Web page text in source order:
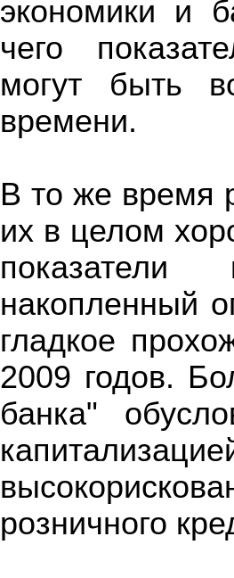
экономики и
чего
могут быть
времени.
В то же время
их в целом
накопленный
гладкое
2009 годов.
банка"
розничного